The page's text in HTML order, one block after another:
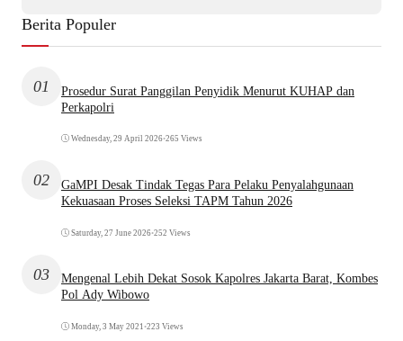
Berita Populer
01
Prosedur Surat Panggilan Penyidik Menurut KUHAP dan
Perkapolri
Wednesday, 29 April 2026•265 Views
02
GaMPI Desak Tindak Tegas Para Pelaku Penyalahgunaan
Kekuasaan Proses Seleksi TAPM Tahun 2026
Saturday, 27 June 2026•252 Views
03
Mengenal Lebih Dekat Sosok Kapolres Jakarta Barat, Kombes
Pol Ady Wibowo
Monday, 3 May 2021 •223 Views